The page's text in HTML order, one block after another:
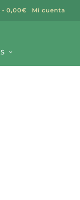
Mi cuenta
0,00€